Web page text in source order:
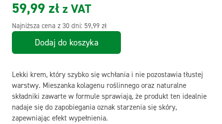
59,99 zł z VAT
Najniższa cena z 30 dni: 59,99 zł
Lekki krem, który szybko się wchłania i nie pozostawia tłustej
warstwy. Mieszanka kolagenu roślinnego oraz naturalne
składniki zawarte w formule sprawiają, że produkt ten idealnie
nadaje się do zapobiegania oznak starzenia się skóry,
zapewniając efekt wypełnienia.
Dodaj do koszyka